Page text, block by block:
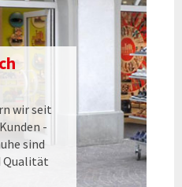
wir seit
-
sind
Qualität